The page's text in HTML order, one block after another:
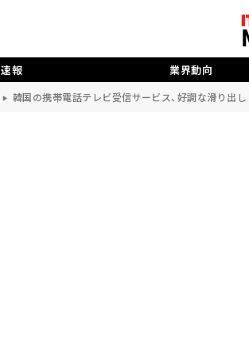
速報 業界動向
韓国の携帯電話テレビ受信サービス、好調な滑り出し